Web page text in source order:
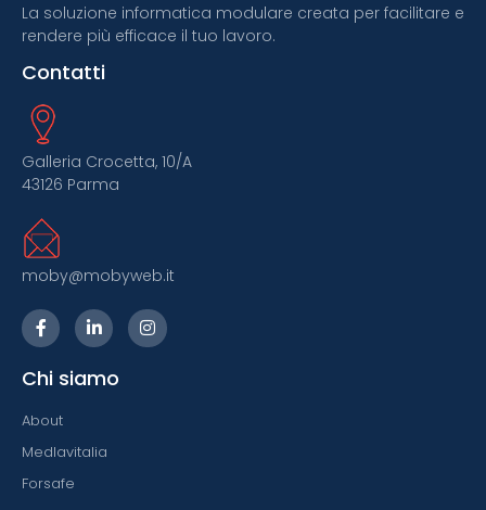
La soluzione informatica modulare creata per facilitare e
rendere più efficace il tuo lavoro.
Contatti
Galleria Crocetta, 10/A
43126 Parma
moby@mobyweb.it
Chi siamo
About
Medlavitalia
Forsafe